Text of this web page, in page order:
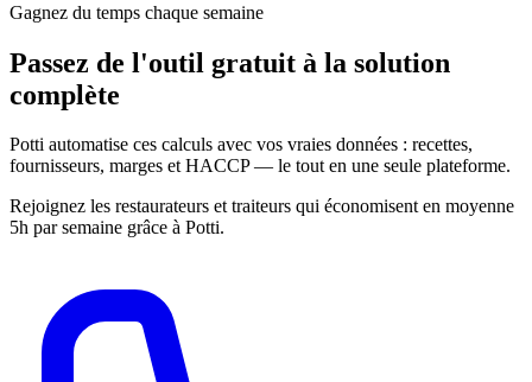
Gagnez du temps chaque semaine
Passez de l'outil gratuit à la solution
complète
Potti automatise ces calculs avec vos vraies données : recettes,
fournisseurs, marges et HACCP — le tout en une seule plateforme.
Rejoignez les restaurateurs et traiteurs qui économisent en moyenne
5h par semaine grâce à Potti.